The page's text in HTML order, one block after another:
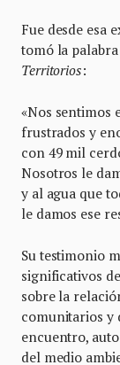
Fue desde esa
tomó la
Territorios:
«Nos sentimos
frustrados y
con 49 mil
Nosotros le
y al agua que
le damos ese
Su testimonio
significativos
sobre la
comunitarios y
encuentro,
del medio